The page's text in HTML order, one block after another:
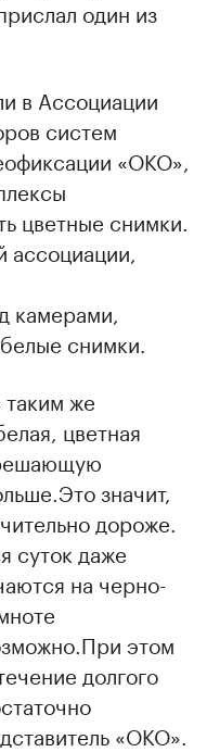
один из
в Ассоциации
систем
«ОКО»,
цветные снимки.
ассоциации,
камерами,
снимки.
же
цветная
значит,
дороже.
суток даже
на черно-
этом
долгого
«ОКО».